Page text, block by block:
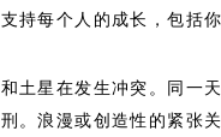
持每个人的成长，包括你
土星在发生冲突。同一
。浪漫或创造性的紧张